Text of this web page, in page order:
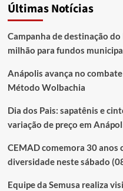
Últimas Notícias
Campanha de destinação do
milhão para fundos
Anápolis avança no
Método Wolbachia
Dia dos Pais: sapatênis e
variação de preço em
CEMAD comemora 30 anos
diversidade neste sábado
Equipe da Semusa realiza